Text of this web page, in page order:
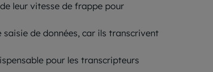
leur vitesse de frappe pour
de données, car ils transcrivent
pour les transcripteurs